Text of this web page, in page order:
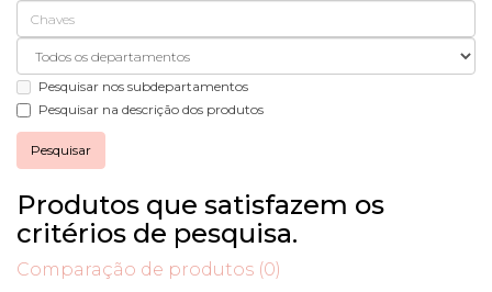
Pesquisar nos subdepartamentos
Pesquisar na descrição dos produtos
Produtos que satisfazem os
critérios de pesquisa.
Comparação de produtos (0)